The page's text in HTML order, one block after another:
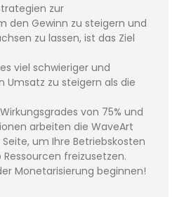
zur
den Gewinn zu steigern und
zu lassen, ist das Ziel
viel schwieriger und
Umsatz zu steigern als die
von 75% und
arbeiten die WaveArt
um Ihre Betriebskosten
freizusetzen.
Monetarisierung beginnen!